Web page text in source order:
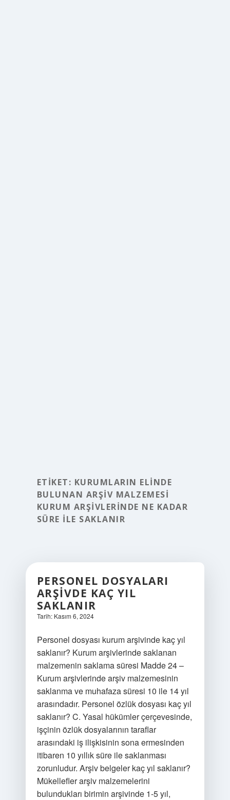
ETIKET: KURUMLARIN ELINDE
BULUNAN ARŞIV MALZEMESI
KURUM ARŞIVLERINDE NE KADAR
SÜRE ILE SAKLANIR
PERSONEL DOSYALARI
ARŞIVDE KAÇ YIL
SAKLANIR
Tarih: Kasım 6, 2024
Personel dosyası kurum arşivinde kaç yıl
saklanır? Kurum arşivlerinde saklanan
malzemenin saklama süresi Madde 24 –
Kurum arşivlerinde arşiv malzemesinin
saklanma ve muhafaza süresi 10 ile 14 yıl
arasındadır. Personel özlük dosyası kaç yıl
saklanır? C. Yasal hükümler çerçevesinde,
işçinin özlük dosyalarının taraflar
arasındaki iş ilişkisinin sona ermesinden
itibaren 10 yıllık süre ile saklanması
zorunludur. Arşiv belgeler kaç yıl saklanır?
Mükellefler arşiv malzemelerini
bulundukları birimin arşivinde 1-5 yıl,